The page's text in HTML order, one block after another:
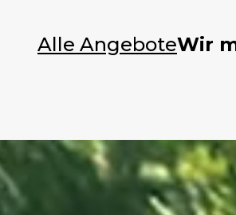
Alle AngeboteWir